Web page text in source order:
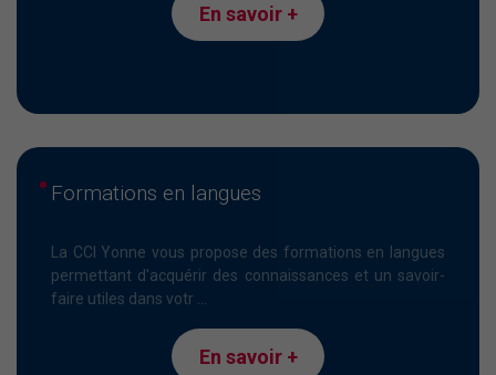
En savoir +
Formations en langues
La CCI Yonne vous propose des formations en langues
permettant d'acquérir des connaissances et un savoir-
faire utiles dans votr ...
En savoir +